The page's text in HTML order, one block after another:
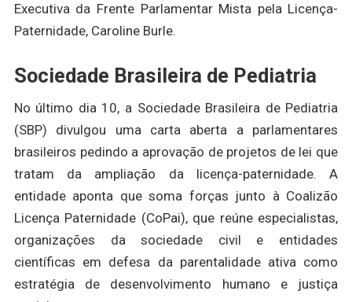
Executiva da Frente Parlamentar Mista pela Licença-
Paternidade, Caroline Burle.
Sociedade Brasileira de Pediatria
No último dia 10, a Sociedade Brasileira de Pediatria
(SBP) divulgou uma carta aberta a parlamentares
brasileiros pedindo a aprovação de projetos de lei que
tratam da ampliação da licença-paternidade. A
entidade aponta que soma forças junto à Coalizão
Licença Paternidade (CoPai), que reúne especialistas,
organizações da sociedade civil e entidades
científicas em defesa da parentalidade ativa como
estratégia de desenvolvimento humano e justiça